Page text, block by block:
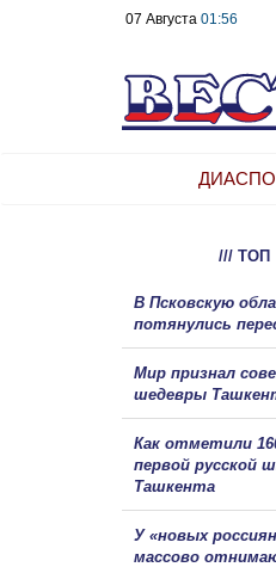
07 Августа 01:56
/// ТОП
В Псковскую
потянулись
Мир признал
шедевры
Как отметили
первой русской
Ташкента
У «новых
массово